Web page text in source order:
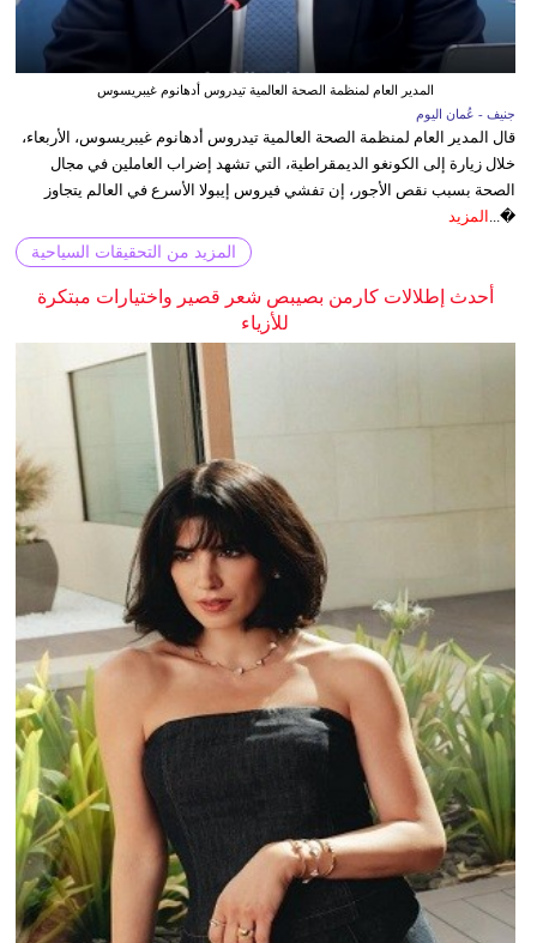
المدير العام لمنظمة الصحة العالمية تيدروس أدهانوم غيبريسوس
جنيف - عُمان اليوم
قال المدير العام لمنظمة الصحة العالمية تيدروس أدهانوم غيبريسوس، الأربعاء،
خلال زيارة إلى الكونغو الديمقراطية، التي تشهد إضراب العاملين في مجال
الصحة بسبب نقص الأجور، إن تفشي فيروس إيبولا الأسرع في العالم يتجاوز
�... المزيد
المزيد من التحقيقات السياحية
أحدث إطلالات كارمن بصيبص شعر قصير واختيارات مبتكرة
للأزياء